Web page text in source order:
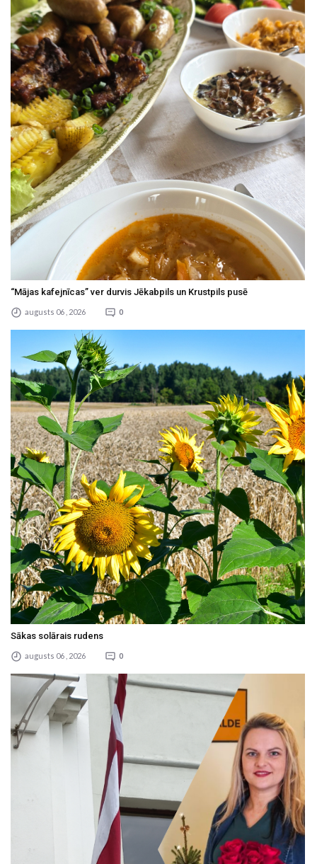
“Mājas kafejnīcas” ver durvis Jēkabpils un Krustpils pusē
augusts 06 , 2026 0
Sākas solārais rudens
augusts 06 , 2026 0